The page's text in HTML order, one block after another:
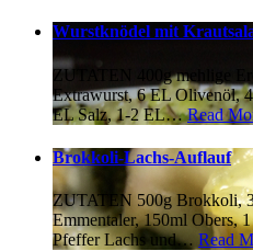
Wurstknödel mit
ZUTATEN 400g mehlige
Extrawurst, 6 EL Olivenöl,
EL Salz, 1-2 EL… Read
Brokkoli-Lachs-Auflauf
ZUTATEN 500g Brokkoli,
Emmentaler, 150ml Obers,
Pfeffer Lachs und… Read